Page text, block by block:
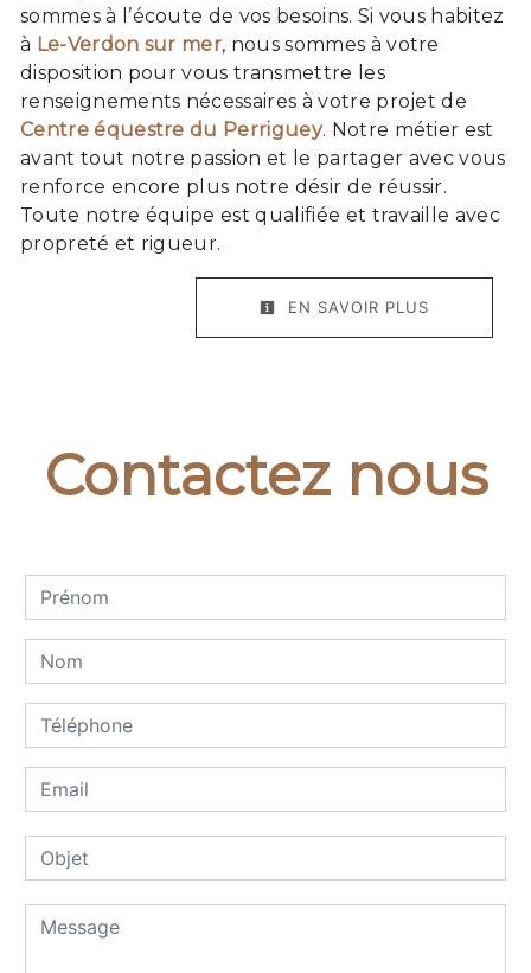
sommes à l’écoute de vos besoins. Si vous habitez
à Le-Verdon sur mer, nous sommes à votre
disposition pour vous transmettre les
renseignements nécessaires à votre projet de
Centre équestre du Perriguey. Notre métier est
avant tout notre passion et le partager avec vous
renforce encore plus notre désir de réussir.
Toute notre équipe est qualifiée et travaille avec
propreté et rigueur.
EN SAVOIR PLUS
Contactez nous